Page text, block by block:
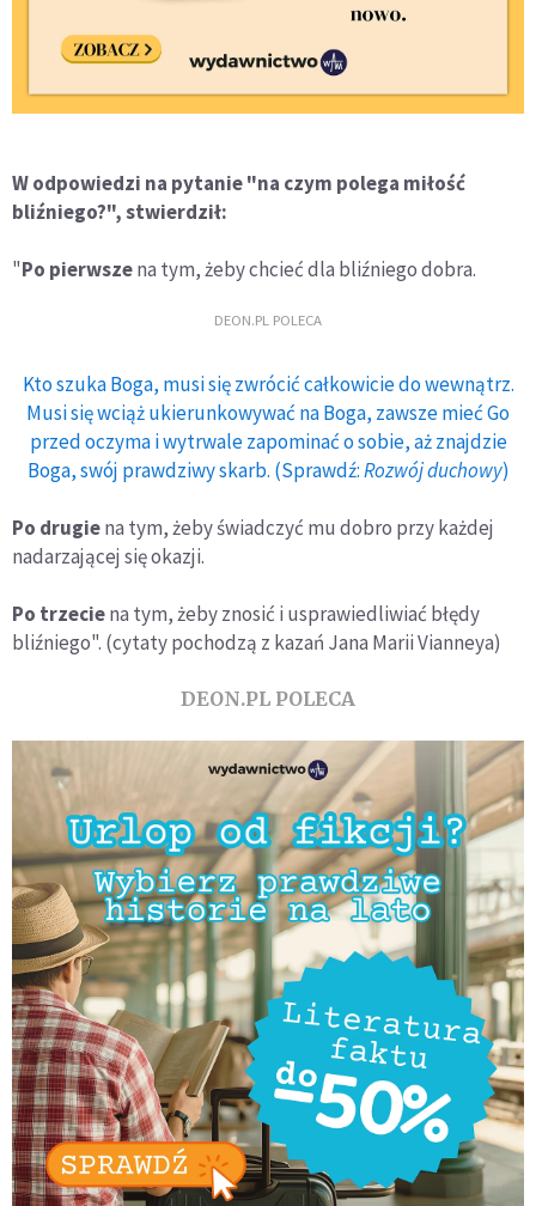
W odpowiedzi na pytanie "na czym polega miłość
bliźniego?", stwierdził:
"Po pierwszena tym, żeby chcieć dla bliźniego dobra.
DEON.PL POLECA
Kto szuka Boga, musi się zwrócić całkowicie do wewnątrz.
Musi się wciąż ukierunkowywać na Boga, zawsze mieć Go
przed oczyma i wytrwale zapominać o sobie, aż znajdzie
Boga, swój prawdziwy skarb. (Sprawdź:Rozwój duchowy)
Po drugiena tym, żeby świadczyć mu dobro przy każdej
nadarzającej się okazji.
Po trzeciena tym, żeby znosić i usprawiedliwiać błędy
bliźniego". (cytaty pochodzą z kazań Jana Marii Vianneya)
DEON.PL POLECA